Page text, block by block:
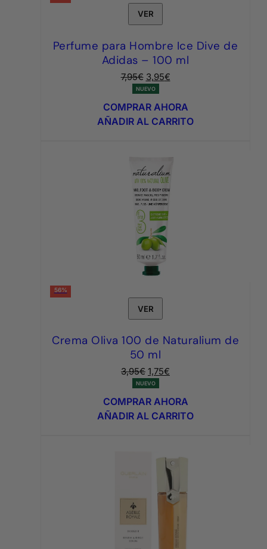
VER
Perfume para Hombre Ice Dive de
Adidas – 100 ml
7,95€ El
precio
original
era:
3,95€El
actual
es:
NUEVO
COMPRAR AHORA
AÑADIR AL CARRITO
56%
VER
Crema Oliva 100 de Naturalium de
50 ml
3,95€ El
precio
original
era:
1,75€
actual
es:
NUEVO
COMPRAR AHORA
AÑADIR AL CARRITO